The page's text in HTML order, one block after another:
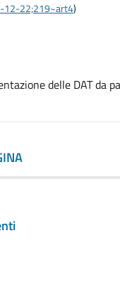
12-22;219~art4)
delle DAT da